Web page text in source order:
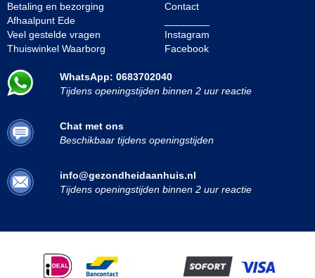
Betaling en bezorging
Afhaalpunt Ede
Veel gestelde vragen
Thuiswinkel Waarborg
Contact
Instagram
Facebook
WhatsApp: 0683702040
Tijdens openingstijden binnen 2 uur reactie
Chat met ons
Beschikbaar tijdens openingstijden
info@gezondheidaanhuis.nl
Tijdens openingstijden binnen 2 uur reactie